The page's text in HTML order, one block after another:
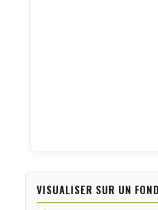
VISUALISER SUR UN